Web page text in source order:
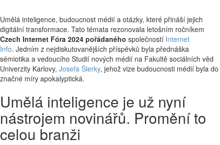
Umělá inteligence, budoucnost médií a otázky, které přináší jejich
digitální transformace. Tato témata rezonovala letošním ročníkem
Czech Internet Fóra 2024 pořádaného společností Internet
Info. Jedním z nejdiskutovanějších příspěvků byla přednáška
sémiotika a vedoucího Studií nových médií na Fakultě sociálních věd
Univerzity Karlovy, Josefa Šlerky, jehož vize budoucnosti médií byla do
značné míry apokalyptická.
Umělá inteligence je už nyní
nástrojem novinářů. Promění to
celou branži